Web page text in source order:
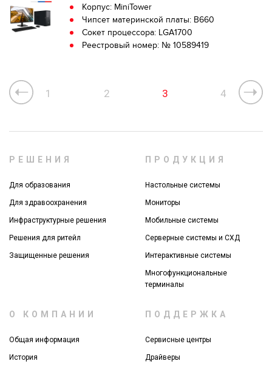
Корпус: MiniTower
Чипсет материнской платы: B660
Сокет процессора: LGA1700
Реестровый номер: № 10589419
1 2 3 4
РЕШЕНИЯ
Для образования
Для здравоохранения
Инфраструктурные решения
Решения для ритейл
Защищенные решения
ПРОДУКЦИЯ
Настольные системы
Мониторы
Мобильные системы
Серверные системы и СХД
Интерактивные системы
Многофункциональные
терминалы
О КОМПАНИИ
Общая информация
История
ПОДДЕРЖКА
Сервисные центры
Драйверы